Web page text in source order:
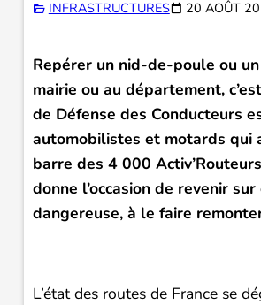
INFRASTRUCTURES 20 AOÛT
Repérer un nid-de-poule ou
mairie ou au département,
de Défense des Conducteurs
automobilistes et motards qui
barre des 4 000
donne l’occasion de revenir
dangereuse, à le faire
L’état des routes de France se